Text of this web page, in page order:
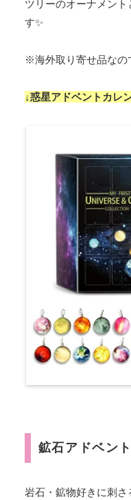
ツリーのオーナメン
す✨
※海外取り寄せ品なの
↓惑星アドベントカレ
鉱石アドベン
岩石・鉱物好きに刺さ